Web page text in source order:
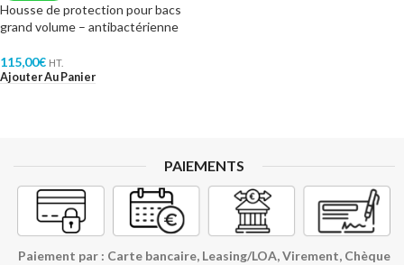
Housse de protection pour bacs
grand volume – antibactérienne
115,00€ HT.
Ajouter Au Panier
PAIEMENTS
Paiement par : Carte bancaire, Leasing/LOA, Virement, Chèque